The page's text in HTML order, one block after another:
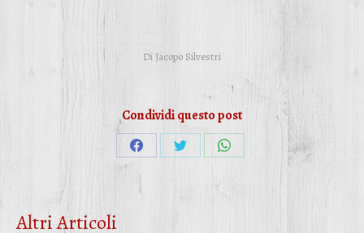
Di Jacopo Silvestri
Condividi questo post
CondividiCondividiCondividi
Altri Articoli